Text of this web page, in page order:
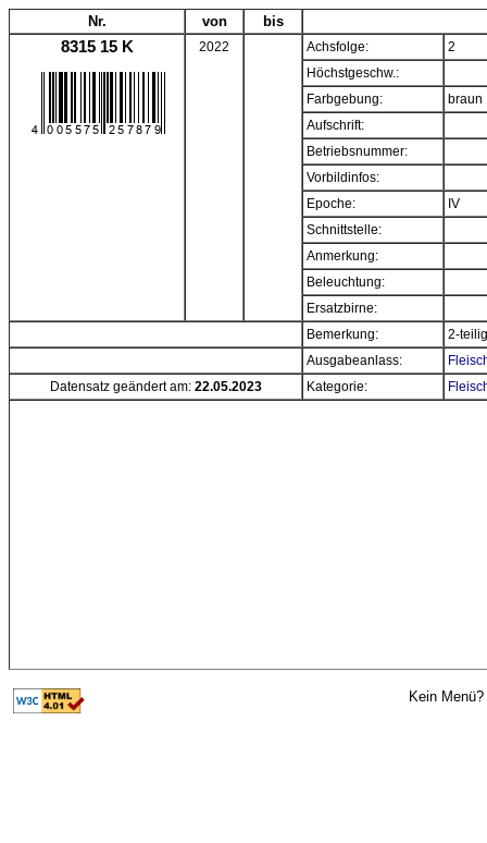
Nr. von bis
8315 15 K 2022 Achsfolge:
2
Höchstgeschw.:
Farbgebung:
braun
Aufschrift:
Betriebsnummer:
Vorbildinfos:
Epoche:
IV
Schnittstelle:
Anmerkung:
Beleuchtung:
Ersatzbirne:
Bemerkung:
2-
Ausgabeanlass:
Datensatz geändert am: 22.05.2023 Kategorie:
Kein